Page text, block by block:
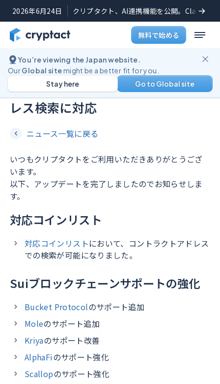
2026年6月24日 クリプタクト、AI連携機能を公開。Claude
無料で始める
You’re viewing the Japan website.
OurGlobal sitemight be a better fit for you.
Go to Global site
Stay here
機能アップデート
対応コイン一覧でコントラクトアド
レス検索に対応
ニュース一覧に戻る
いつもクリプタクトをご利用いただきありがとうござ
います。
以下、アップデートを完了しましたのでお知らせしま
す。
対応コインリスト
対応コインリストにおいて、コントラクトアドレス
での検索が可能になりました。
Suiブロックチェーンサポートの強化
Bucket Protocolのサポート追加
Moleのサポート追加
Kriyaのサポート改善
AlphaFiのサポート強化
Scallopのサポート強化